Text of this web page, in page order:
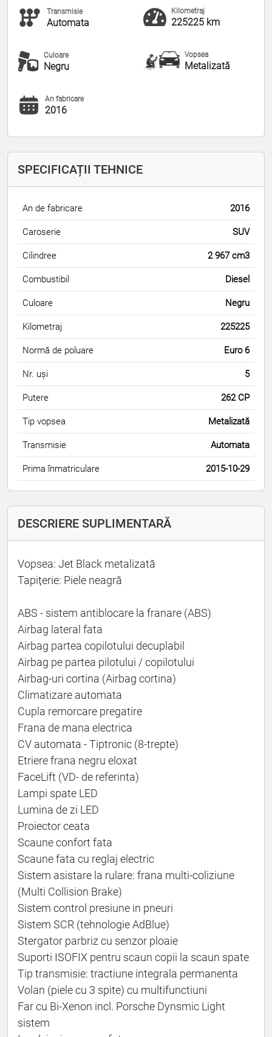
Transmisie
Automata
Kilometraj
225225 km
Culoare
Negru
Vopsea
Metalizată
An fabricare
2016
SPECIFICAȚII TEHNICE
An de fabricare 2016
Caroserie SUV
Cilindree 2 967 cm3
Combustibil Diesel
Culoare Negru
Kilometraj 225225
Normă de poluare Euro 6
Nr. uși 5
Putere 262 CP
Tip vopsea Metalizată
Transmisie Automata
Prima înmatriculare 2015-10-29
DESCRIERE SUPLIMENTARĂ
Vopsea: Jet Black metalizată
Tapițerie: Piele neagră
ABS - sistem antiblocare la franare (ABS)
Airbag lateral fata
Airbag partea copilotului decuplabil
Airbag pe partea pilotului / copilotului
Airbag-uri cortina (Airbag cortina)
Climatizare automata
Cupla remorcare pregatire
Frana de mana electrica
CV automata - Tiptronic (8-trepte)
Etriere frana negru eloxat
FaceLift (VD- de referinta)
Lampi spate LED
Lumina de zi LED
Proiector ceata
Scaune confort fata
Scaune fata cu reglaj electric
Sistem asistare la rulare: frana multi-coliziune
(Multi Collision Brake)
Sistem control presiune in pneuri
Sistem SCR (tehnologie AdBlue)
Stergator parbriz cu senzor ploaie
Suporti ISOFIX pentru scaun copii la scaun spate
Tip transmisie: tractiune integrala permanenta
Volan (piele cu 3 spite) cu multifunctiuni
Far cu Bi-Xenon incl. Porsche Dynsmic Light
sistem